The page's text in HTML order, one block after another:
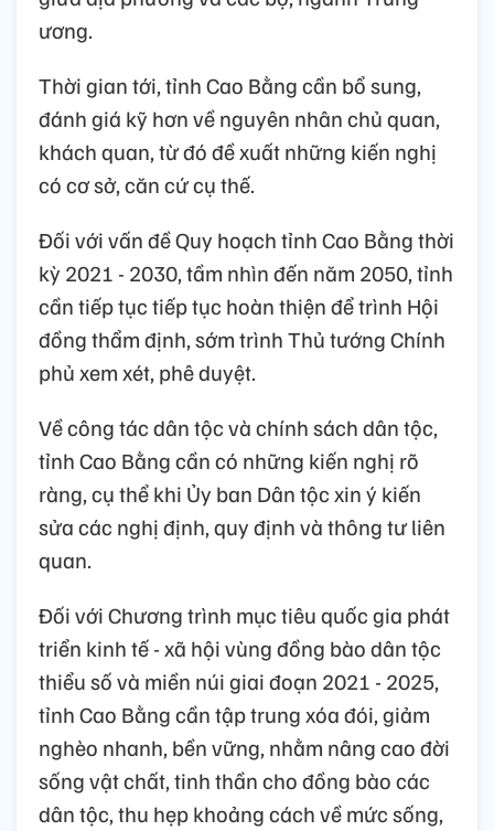
ương.
Thời gian tới, tỉnh Cao Bằng cần bổ sung,
đánh giá kỹ hơn về nguyên nhân chủ quan,
khách quan, từ đó đề xuất những kiến nghị
có cơ sở, căn cứ cụ thế.
Đối với vấn đề Quy hoạch tỉnh Cao Bằng thời
kỳ 2021 - 2030, tầm nhìn đến năm 2050, tỉnh
cần tiếp tục tiếp tục hoàn thiện để trình Hội
đồng thẩm định, sớm trình Thủ tướng Chính
phủ xem xét, phê duyệt.
Về công tác dân tộc và chính sách dân tộc,
tỉnh Cao Bằng cần có những kiến nghị rõ
ràng, cụ thể khi Ủy ban Dân tộc xin ý kiến
sửa các nghị định, quy định và thông tư liên
quan.
Đối với Chương trình mục tiêu quốc gia phát
triển kinh tế - xã hội vùng đồng bào dân tộc
thiểu số và miền núi giai đoạn 2021 - 2025,
tỉnh Cao Bằng cần tập trung xóa đói, giảm
nghèo nhanh, bền vững, nhằm nâng cao đời
sống vật chất, tinh thần cho đồng bào các
dân tộc, thu hẹp khoảng cách về mức sống,